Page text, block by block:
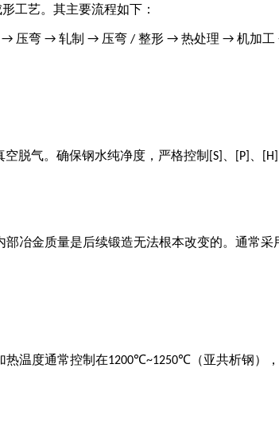
工艺。其主要流程如下：
→ 压弯 → 轧制 → 压弯 / 整形 → 热处理 → 机加工
空脱气。确保钢水纯净度，严格控制 [S] [P] [H]
冶金质量是后续锻造无法根本改变的。通常采
热温度通常控制在1200℃~1250℃ （亚共析钢）